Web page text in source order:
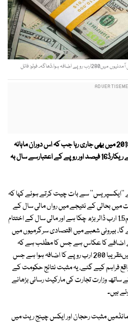
برآمدات میں اضافے کا رحجان فروری2018 میں بھی جاری رہا جب کہ اس دوران ماہانہ
ملکی برآمدات میں ڈالر کے حساب سے ریکارڈ16 فیصد اور روپے کے اعتبارسے سال بہ
''ایکسپریس'' سے بات چیت کرتے ہوئے کہا کہ
میں بحالی کے نتیجے میں رواں مالی سال کے
ابتدائی8 ماہ کے دوران برآمدات کا حجم1.5 ارب ڈالر بڑھ چکا ہے اور مالی سال کے اختتام
پہنچ جائے گا، بیرونی شعبے میں اقتصادی سرگرمیوں میں
پی میں 0.8 فیصد کے اضافے کا عکاس ہے جس کا مطلب ہے کہ
زراعت، صنعت وتجارت کی آمدنیوں میںتقریبا 280 ارب روپے کا اضافہ ہوا ہے جس
فراہم کیے گئے، یہ مثبت نتائج حکومت کے
ساتھ وزارت تجارت کی مارکیٹ رسائی بڑھانے
ہیں۔
مثبت رحجان اور ایکس چینج ریٹ میں